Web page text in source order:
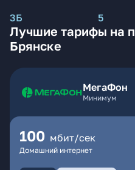
3Б
5
Лучшие тарифы на
Брянске
МегаФон
Минимум
100 мбит/сек
Домашний интернет